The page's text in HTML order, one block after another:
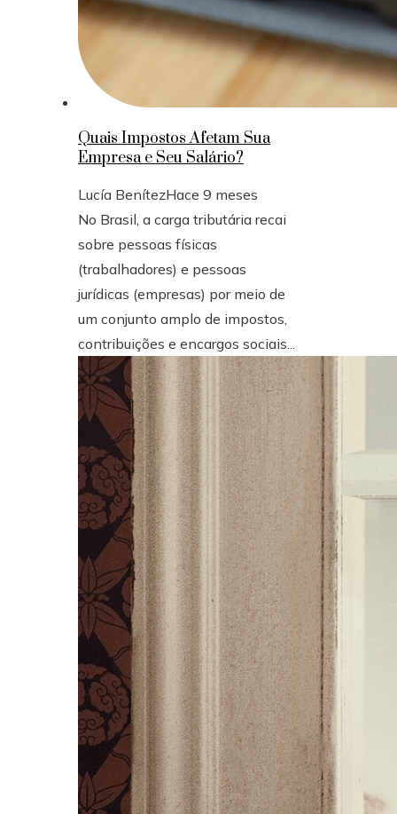
Quais Impostos Afetam Sua
Empresa e Seu Salário?
Lucía BenítezHace 9 meses
No Brasil, a carga tributária recai
sobre pessoas físicas
(trabalhadores) e pessoas
jurídicas (empresas) por meio de
um conjunto amplo de impostos,
contribuições e encargos sociais...